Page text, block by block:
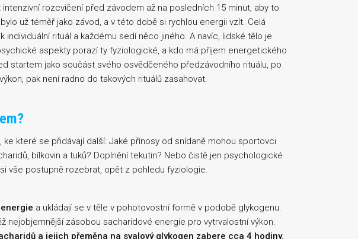
rozcvičení před závodem až na posledních 15 minut, aby to
už téměř jako závod, a v této době si rychlou energii vzít. Celá
individuální rituál a každému sedí něco jiného. A navíc, lidské tělo je
aspekty porazí ty fyziologické, a kdo má příjem energetického
startem jako součást svého osvědčeného předzávodního rituálu, po
pak není radno do takových rituálů zasahovat.
ke které se přidávají další: Jaké přínosy od snídaně mohou sportovci
bílkovin a tuků? Doplnění tekutin? Nebo čistě jen psychologické
vše postupně rozebrat, opět z pohledu fyziologie.
a ukládají se v těle v pohotovostní formě v podobě glykogenu.
nejobjemnější zásobou sacharidové energie pro vytrvalostní výkon.
a jejich přeměna na svalový glykogen zabere cca 4 hodiny.